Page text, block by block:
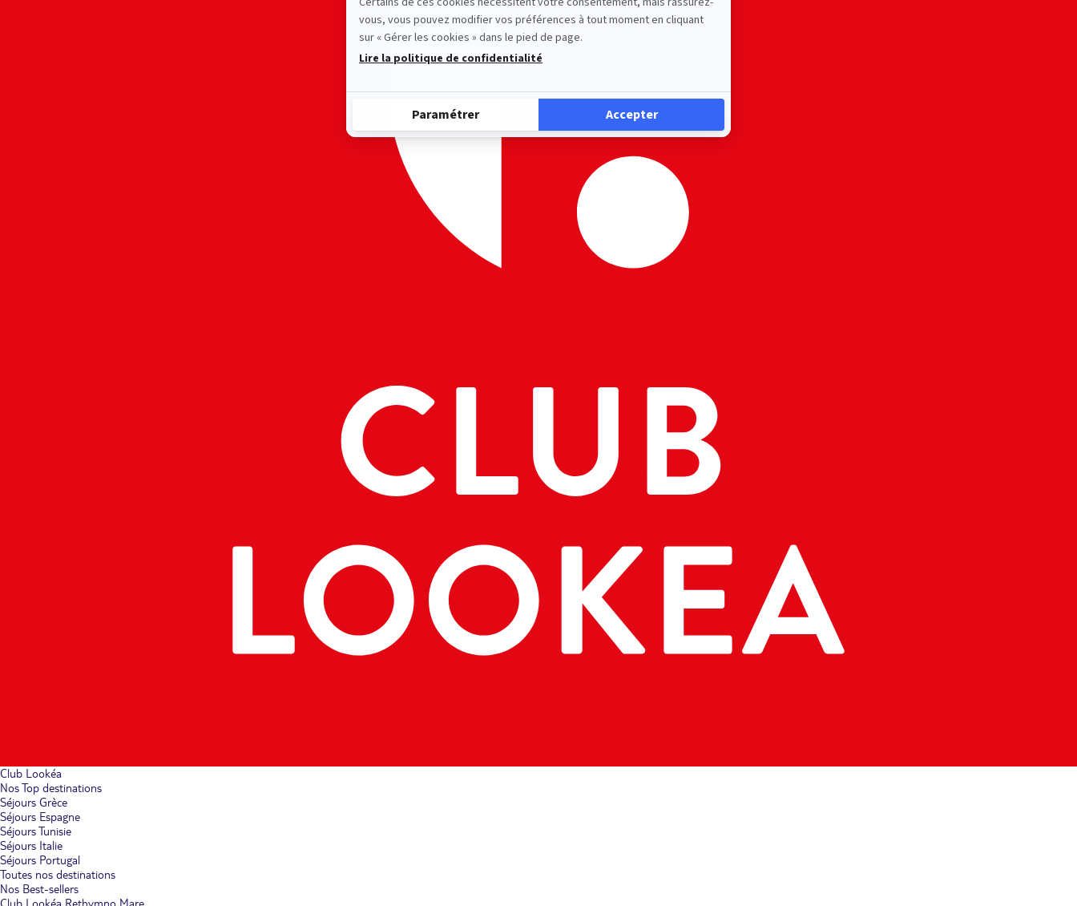
Club Lookéa
Nos Top destinations
Séjours Grèce
Séjours Espagne
Séjours Tunisie
Séjours Italie
Séjours Portugal
Toutes nos destinations
Nos Best-sellers